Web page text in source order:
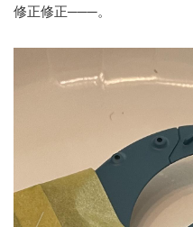
修正修正───。